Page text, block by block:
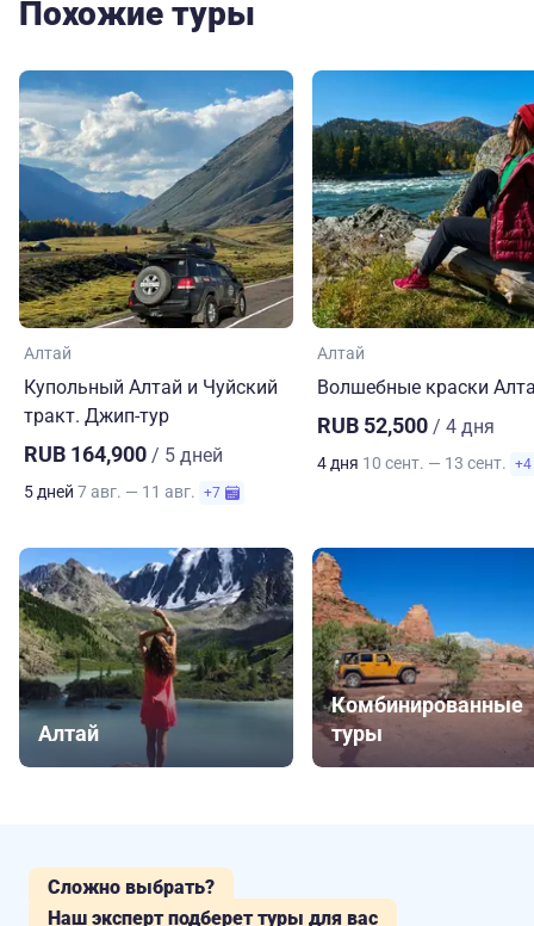
действует база, но так как персонал, видимо, трепетно
подумала, что все вообще новое), на общей
территории также все чисто, все беседки прибраны, и
можно вечером спокойно найти уютное укромное
место и насладиться природой и обалденными
видами на озеро и закаты.
Похожие туры
Алтай
Купольный Алтай и Чуйский
тракт. Джип-тур
RUB 164,900 / 5 дней
5 дней 7 авг. — 11 авг. +7
Алтай
Волшебные краски
RUB 52,500 / 4 дня
4 дня 10 сент. — 13 сент. +4
Алтай
Комбинированные
туры
Сложно выбрать?
Наш эксперт подберет туры для вас